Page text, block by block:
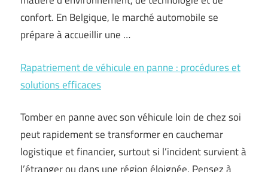
confort. En Belgique, le marché automobile se
prépare à accueillir une …
Rapatriement de véhicule en panne : procédures et
solutions efficaces
Tomber en panne avec son véhicule loin de chez soi
peut rapidement se transformer en cauchemar
logistique et financier, surtout si l’incident survient à